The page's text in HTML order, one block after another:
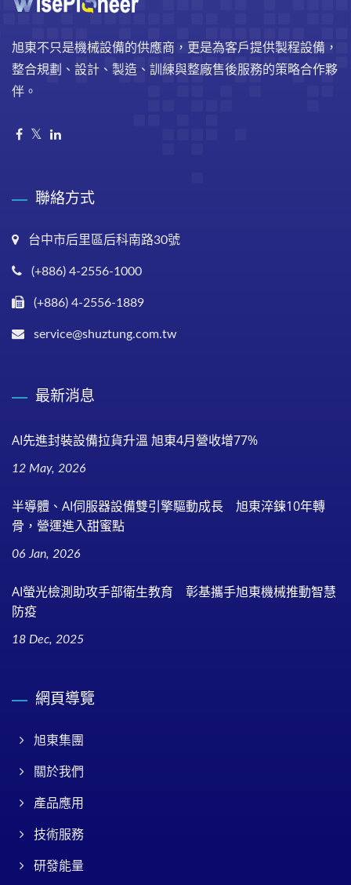
旭東不只是機械設備的供應商，更是為客戶提供製程設備，
整合規劃、設計、製造、訓練與整廠售後服務的策略合作夥
伴。
聯絡方式
台中市后里區后科南路30號
(+886) 4-2556-1000
(+886) 4-2556-1889
service@shuztung.com.tw
最新消息
AI先進封裝設備拉貨升溫 旭東4月營收增77%
12 May, 2026
半導體、AI伺服器設備雙引擎驅動成長 旭東淬鍊10年轉
骨，營運進入甜蜜點
06 Jan, 2026
AI螢光檢測助攻手部衛生教育 彰基攜手旭東機械推動智慧
防疫
18 Dec, 2025
網頁導覽
旭東集團
關於我們
產品應用
技術服務
研發能量